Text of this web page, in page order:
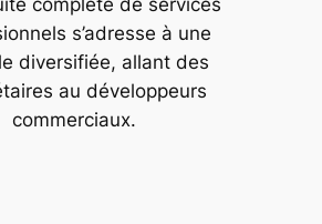
complète de services
s’adresse à une
diversifiée, allant des
au développeurs
commerciaux.